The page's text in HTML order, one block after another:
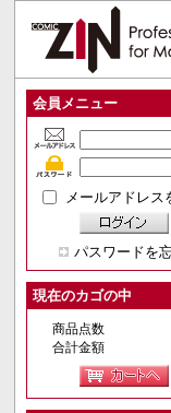
会員メニュー
メールアドレス
パスワードを
現在のカゴの中
商品点数
合計金額